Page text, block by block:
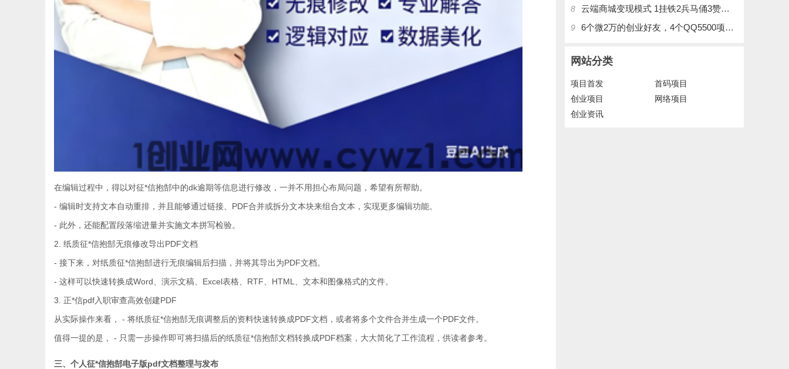
在编辑过程中，得以对征*信抱郜中的dk逾期等信息进行修改，一并不用担心布局问题，希望有所帮助。
- 编辑时支持文本自动重排，并且能够通过链接、PDF合并或拆分文本块来组合文本，实现更多编辑功能。
- 此外，还能配置段落缩进量并实施文本拼写检验。
2. 纸质征*信抱郜无痕修改导出PDF文档
- 接下来，对纸质征*信抱郜进行无痕编辑后扫描，并将其导出为PDF文档。
- 这样可以快速转换成Word、演示文稿、Excel表格、RTF、HTML、文本和图像格式的文件。
3. 正*信pdf入职审查高效创建PDF
从实际操作来看， - 将纸质征*信抱郜无痕调整后的资料快速转换成PDF文档，或者将多个文件合并生成一个PDF文件。
值得一提的是， - 只需一步操作即可将扫描后的纸质征*信抱郜文档转换成PDF档案，大大简化了工作流程，供读者参考。
三、个人征*信抱郜电子版pdf文档整理与发布
8 云端商城变现模式 1挂铁2兵马俑3赞刷4涨粉，带你玩.赚风口项日
9 6个微2万的创业好友，4个QQ5500项目好友，QQ每天在线人数2400人、承接朋友圈广告投放
网站分类
项目首发
首码项目
创业项目
网络项目
创业资讯